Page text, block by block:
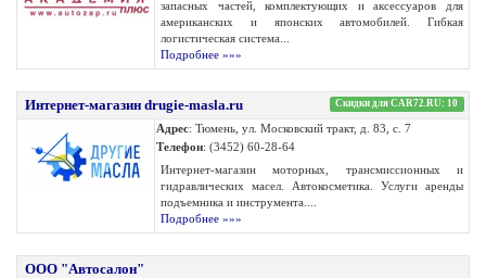
запасных частей, комплектующих и аксессуаров для
американских и японских автомобилей. Гибкая
логистическая система...
Подробнее »»»
Интернет-магазин drugie-masla.ru Скидки для CAR72.RU: 10
Адрес: Тюмень, ул. Московский тракт, д. 83, с. 7
Телефон: (3452) 60-28-64
Интернет-магазин моторных, трансмиссионных и
гидравлических масел. Автокосметика. Услуги аренды
подъемника и инструмента....
Подробнее »»»
ООО "Автосалон"